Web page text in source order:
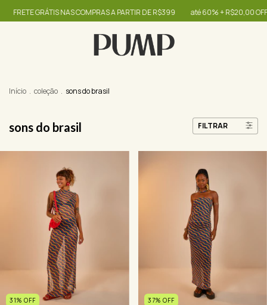
GRÁTIS NAS COMPRAS A PARTIR DE R$399 até 60% + R$20,00 OFF - use o
Início . coleção . sons do brasil
sons do brasil FILTRAR
31% OFF 37% OFF